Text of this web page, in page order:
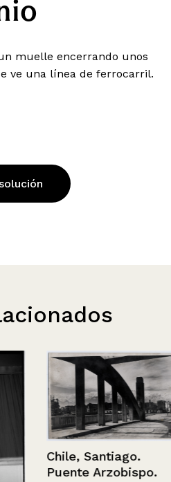
muelle encerrando unos
ve una línea de ferrocarril.
Chile, Santiago.
Puente Arzobispo.